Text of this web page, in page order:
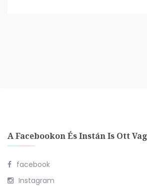
A Facebookon És Instán Is Ott
facebook
Instagram